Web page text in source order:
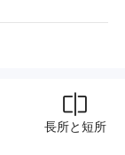
長所と短所